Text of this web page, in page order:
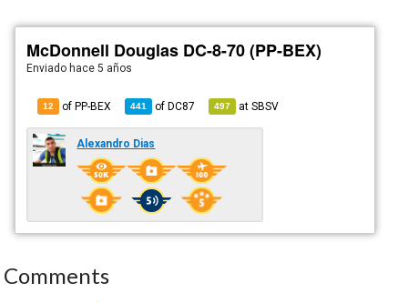
McDonnell Douglas DC-8-70 (PP-BEX)
Enviado hace 5 años
12 of PP-BEX 441 ofDC87 497 atSBSV
Alexandro Dias
Comments